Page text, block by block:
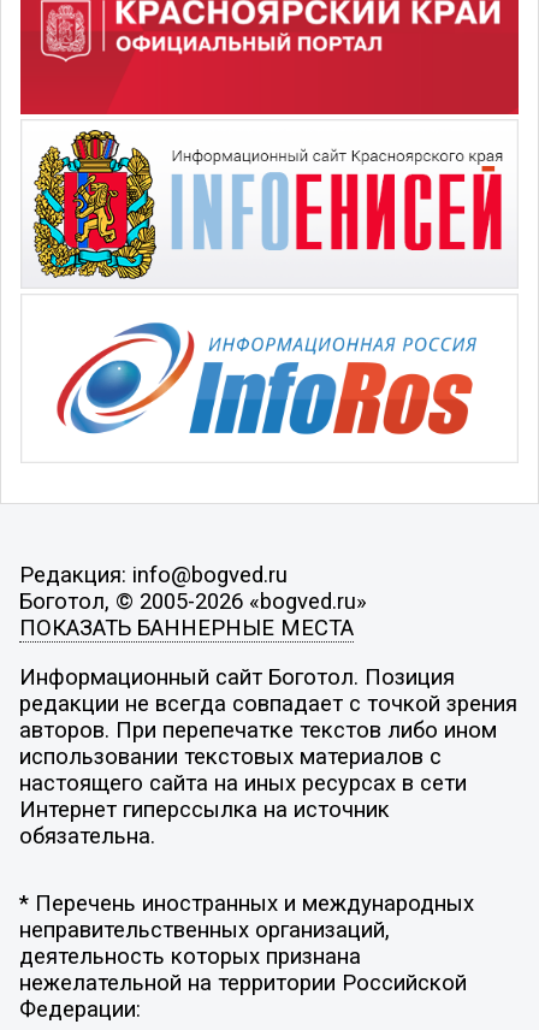
Редакция: info@bogved.ru
Боготол, © 2005-2026 «bogved.ru»
ПОКАЗАТЬ БАННЕРНЫЕ МЕСТА
Информационный сайт Боготол. Позиция
редакции не всегда совпадает с точкой зрения
авторов. При перепечатке текстов либо ином
использовании текстовых материалов с
настоящего сайта на иных ресурсах в сети
Интернет гиперссылка на источник
обязательна.
* Перечень иностранных и международных
неправительственных организаций,
деятельность которых признана
нежелательной на территории Российской
Федерации: